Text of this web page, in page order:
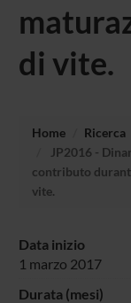
di vite.
Home Ricerca
JP2016 -
contributo
vite.
Data inizio
1 marzo 2017
Durata (mesi)